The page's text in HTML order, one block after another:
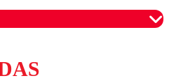
para garantizar un